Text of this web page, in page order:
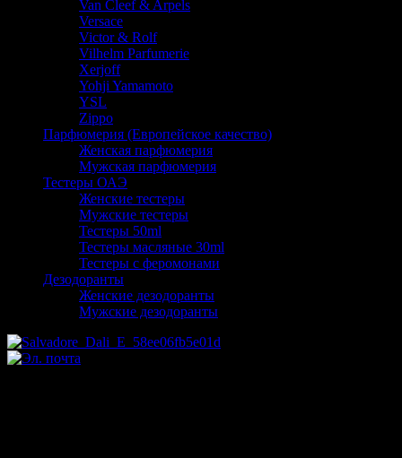
Van Cleef & Arpels
Versace
Victor & Rolf
Vilhelm Parfumerie
Xerjoff
Yohji Yamamoto
YSL
Zippo
Парфюмерия (Европейское качество)
Женская парфюмерия
Мужская парфюмерия
Тестеры ОАЭ
Женские тестеры
Мужские тестеры
Тестеры 50ml
Тестеры масляные 30ml
Тестеры с феромонами
Дезодоранты
Женские дезодоранты
Мужские дезодоранты